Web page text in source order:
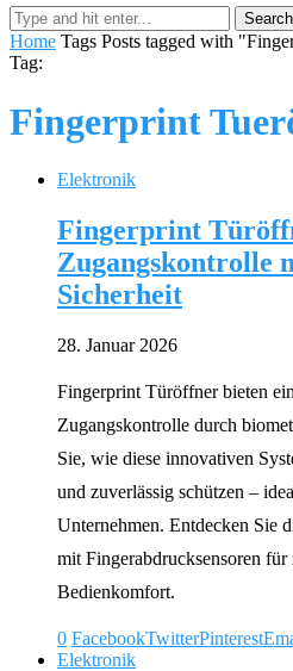
Home Tags Posts tagged with
Tag:
Fingerprint
Elektronik
Fingerprint
Zugangskontrolle
Sicherheit
28. Januar 2026
Fingerprint Türöffner bieten
Zugangskontrolle durch
Sie, wie diese innovativen
und zuverlässig schützen –
Unternehmen. Entdecken Sie
mit Fingerabdrucksensoren für
Bedienkomfort.
0 FacebookTwitterPinterest
Elektronik